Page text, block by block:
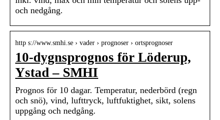
och nedgång.
http s://www.smhi.se › vader › prognoser › ortsprognoser
10-dygnsprognos för Löderup,
Ystad – SMHI
Prognos för 10 dagar. Temperatur, nederbörd (regn
och snö), vind, lufttryck, luftfuktighet, sikt, solens
uppgång och nedgång.